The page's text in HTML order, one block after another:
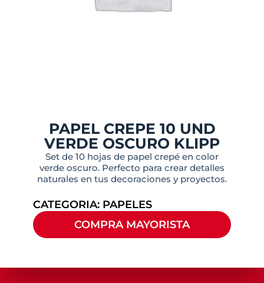
PAPEL CREPE 10 UND
VERDE OSCURO KLIPP
Set de 10 hojas de papel crepé en color
verde oscuro. Perfecto para crear detalles
naturales en tus decoraciones y proyectos.
CATEGORIA: PAPELES
COMPRA MAYORISTA